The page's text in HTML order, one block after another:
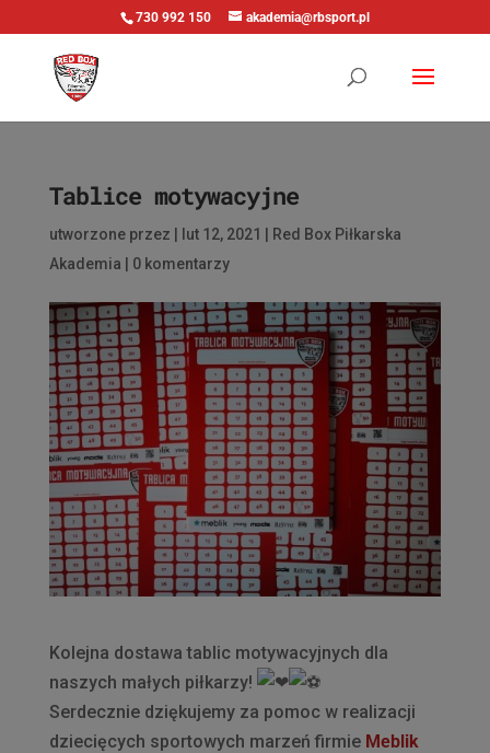
730 992 150 akademia@rbsport.pl
Tablice motywacyjne
utworzone przez lut 12, 2021
Red Box Piłkarska
Akademia
0 komentarzy
Kolejna dostawa tablic motywacyjnych dla
naszych małych piłkarzy!
Serdecznie dziękujemy za pomoc w realizacji
dziecięcych sportowych marzeń firmie Meblik